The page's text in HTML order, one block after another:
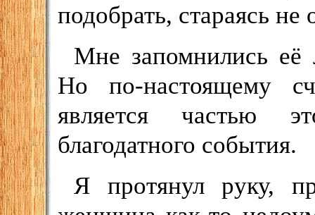
подобрать, стараясь не
Мне запомнились её
Но по-настоящему
является частью
благодатного события.
Я протянул руку,